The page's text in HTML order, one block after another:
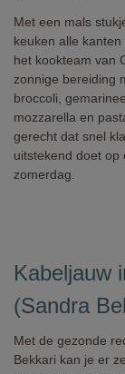
Met een mals
keuken alle
het kookteam van
zonnige bereiding
broccoli,
mozzarella en
gerecht dat snel
uitstekend doet op
zomerdag.
Kabeljauw
(Sandra
Met de gezonde
Bekkari kan je er